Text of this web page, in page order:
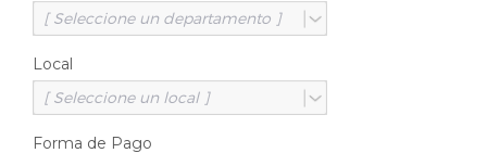
Local
Forma de Pago